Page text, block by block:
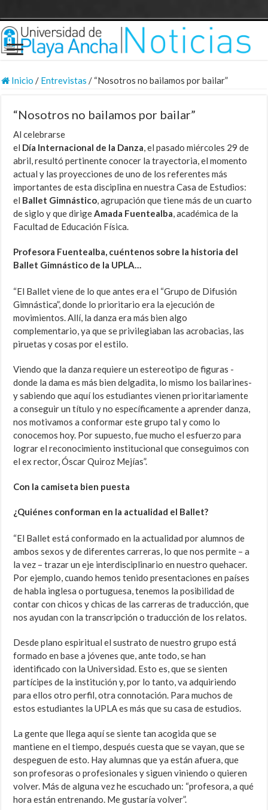
Inicio / Entrevistas / “Nosotros no bailamos por bailar”
“Nosotros no bailamos por bailar”
Al celebrarse
el Día Internacional de la Danza, el pasado miércoles 29 de
abril, resultó pertinente conocer la trayectoria, el momento
actual y las proyecciones de uno de los referentes más
importantes de esta disciplina en nuestra Casa de Estudios:
el Ballet Gimnástico, agrupación que tiene más de un cuarto
de siglo y que dirigeAmada Fuentealba, académica de la
Facultad de Educación Física.
Profesora Fuentealba, cuéntenos sobre la historia del
Ballet Gimnástico de la UPLA…
“El Ballet viene de lo que antes era el “Grupo de Difusión
Gimnástica”, donde lo prioritario era la ejecución de
movimientos. Allí, la danza era más bien algo
complementario, ya que se privilegiaban las acrobacias, las
piruetas y cosas por el estilo.
Viendo que la danza requiere un estereotipo de figuras -
donde la dama es más bien delgadita, lo mismo los bailarines-
y sabiendo que aquí los estudiantes vienen prioritariamente
a conseguir un título y no específicamente a aprender danza,
nos motivamos a conformar este grupo tal y como lo
conocemos hoy. Por supuesto, fue mucho el esfuerzo para
lograr el reconocimiento institucional que conseguimos con
el ex rector, Óscar Quiroz Mejías”.
Con la camiseta bien puesta
¿Quiénes conforman en la actualidad el Ballet?
“El Ballet está conformado en la actualidad por alumnos de
ambos sexos y de diferentes carreras, lo que nos permite – a
la vez – trazar un eje interdisciplinario en nuestro quehacer.
Por ejemplo, cuando hemos tenido presentaciones en países
de habla inglesa o portuguesa, tenemos la posibilidad de
contar con chicos y chicas de las carreras de traducción, que
nos ayudan con la transcripción o traducción de los relatos.
Desde plano espiritual el sustrato de nuestro grupo está
formado en base a jóvenes que, ante todo, se han
identificado con la Universidad. Esto es, que se sienten
partícipes de la institución y, por lo tanto, va adquiriendo
para ellos otro perfil, otra connotación. Para muchos de
estos estudiantes la UPLA es más que su casa de estudios.
La gente que llega aquí se siente tan acogida que se
mantiene en el tiempo, después cuesta que se vayan, que se
despeguen de esto. Hay alumnas que ya están afuera, que
son profesoras o profesionales y siguen viniendo o quieren
volver. Más de alguna vez he escuchado un: “profesora, a qué
hora están entrenando. Me gustaría volver”.